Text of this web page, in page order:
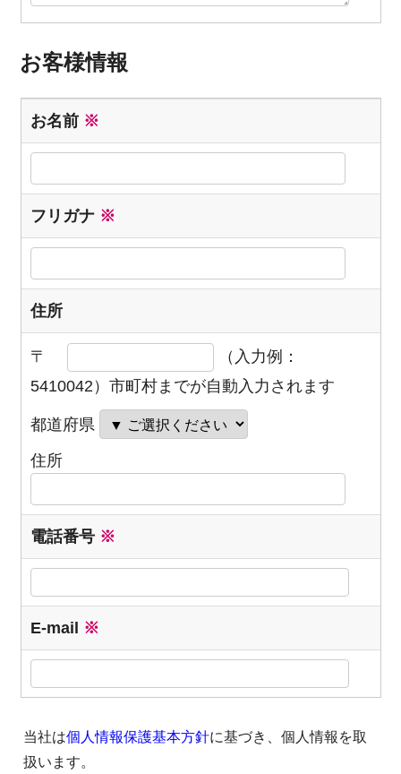
お客様情報
お名前 ※
フリガナ ※
住所
〒
（入力例：
5410042）市町村までが自動入力されます
都道府県
住所
電話番号 ※
E-mail ※
当社は個人情報保護基本方針に基づき、個人情報を取
扱います。